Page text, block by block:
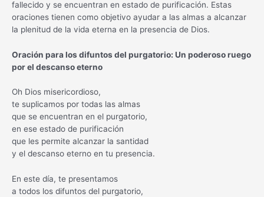
fallecido y se encuentran en estado de purificación. Estas
oraciones tienen como objetivo ayudar a las almas a alcanzar
la plenitud de la vida eterna en la presencia de Dios.
Oración para los difuntos del purgatorio: Un poderoso ruego
por el descanso eterno
Oh Dios misericordioso,
te suplicamos por todas las almas
que se encuentran en el purgatorio,
en ese estado de purificación
que les permite alcanzar la santidad
y el descanso eterno en tu presencia.
En este día, te presentamos
a todos los difuntos del purgatorio,